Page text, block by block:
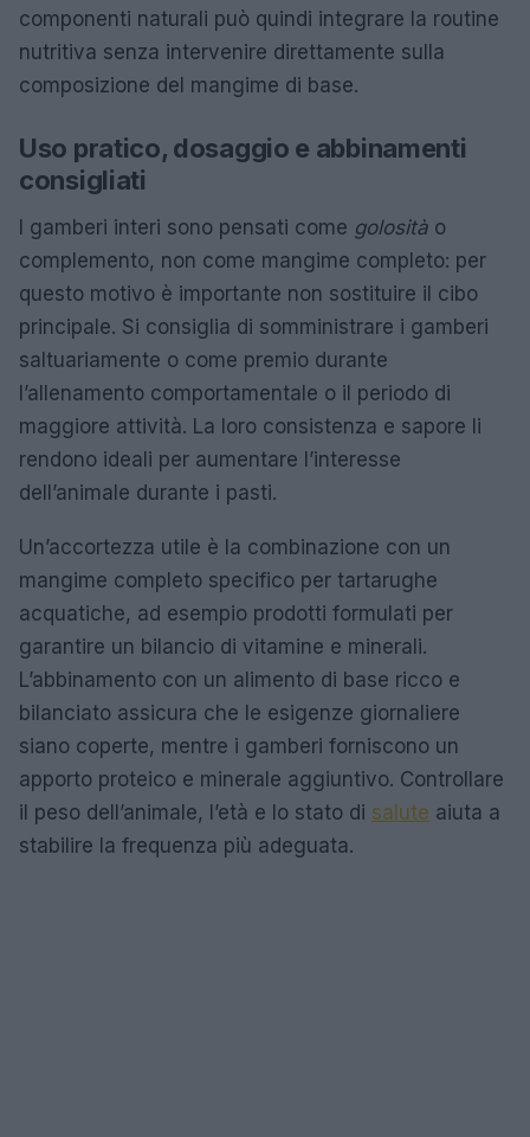
componenti naturali può quindi integrare la routine
nutritiva senza intervenire direttamente sulla
composizione del mangime di base.
Uso pratico, dosaggio e abbinamenti
consigliati
I gamberi interi sono pensati come golosità o
complemento, non come mangime completo: per
questo motivo è importante non sostituire il cibo
principale. Si consiglia di somministrare i gamberi
saltuariamente o come premio durante
l’allenamento comportamentale o il periodo di
maggiore attività. La loro consistenza e sapore li
rendono ideali per aumentare l’interesse
dell’animale durante i pasti.
Un’accortezza utile è la combinazione con un
mangime completo specifico per tartarughe
acquatiche, ad esempio prodotti formulati per
garantire un bilancio di vitamine e minerali.
L’abbinamento con un alimento di base ricco e
bilanciato assicura che le esigenze giornaliere
siano coperte, mentre i gamberi forniscono un
apporto proteico e minerale aggiuntivo. Controllare
il peso dell’animale, l’età e lo stato di salute aiuta a
stabilire la frequenza più adeguata.